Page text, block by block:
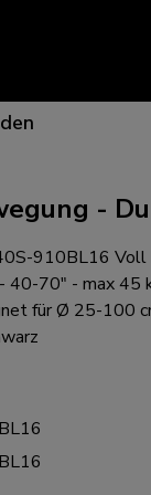
für jede
die
beste
besondere
-
910BL16 Voll
40-70" - max
für Ø 25-100